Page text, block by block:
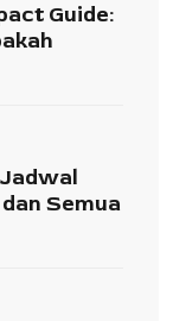
Guide:
Jadwal
Semua